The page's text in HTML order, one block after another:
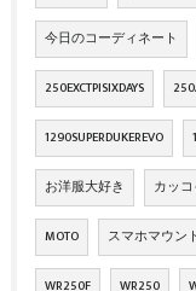
今日のコーディネート
250EXCTPISIXDAYS
1290SUPERDUKEREVO
お洋服大好き カッ
MOTO スマホマウン
WR250F WR250